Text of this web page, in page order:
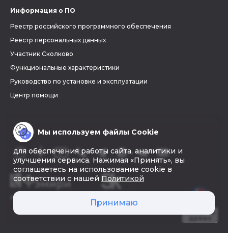
Информация о ПО
Реестр российского программного обеспечения
Реестр персональных данных
Участник Сколково
Функциональные характеристики
Руководство по установке и эксплуатации
Центр помощи
© 2026 «Фэмири»
Мы используем файлы Cookie
для обеспечения работы сайта, аналитики и
улучшения сервиса. Нажимая «Принять», вы
соглашаетесь на использование cookie в
соответствии с нашей Политикой
Принимаю
Создать